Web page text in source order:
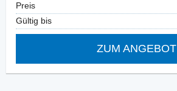
Preis
Gültig bis
ZUM ANGEBOT